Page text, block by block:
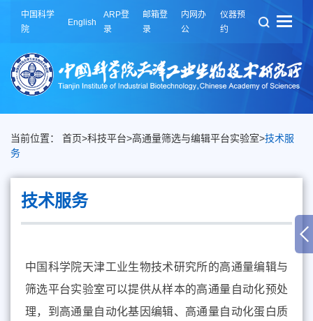
中国科学
院
English
ARP登
录
邮箱登
录
内网办
公
仪器预
约
当前位置： 首页>科技平台>高通量筛选与编辑平台实验室>技术服
务
技术服务
中国科学院天津工业生物技术研究所的高通量编辑与
筛选平台实验室可以提供从样本的高通量自动化预处
理，到高通量自动化基因编辑、高通量自动化蛋白质